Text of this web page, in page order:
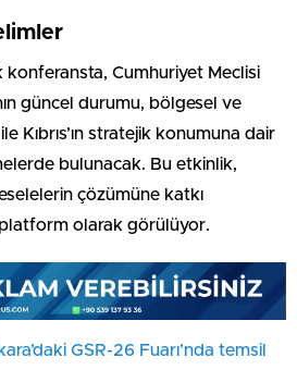
konferansta, Cumhuriyet Meclisi
güncel durumu, bölgesel ve
Kıbrıs’ın stratejik konumuna dair
bulunacak. Bu etkinlik,
çözümüne katkı
olarak görülüyor.
GSR-26 Fuarı’nda temsil